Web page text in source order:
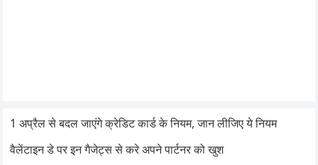
1 अप्रैल से बदल जाएंगे क्रेडिट कार्ड के नियम, जान लीजिए ये नियम
वैलेंटाइन डे पर इन गैजेट्स से करे अपने पार्टनर को खुश